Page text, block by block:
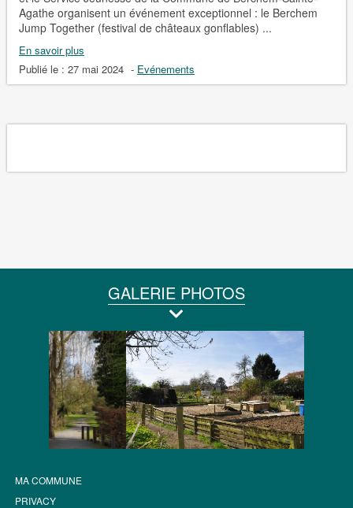
Agathe organisent un événement exceptionnel : le Berchem
Jump Together (festival de châteaux gonflables) ...
En savoir plus
Publié le : 27 mai 2024 - Evénements
GALERIE PHOTOS
MA COMMUNE
PRIVACY